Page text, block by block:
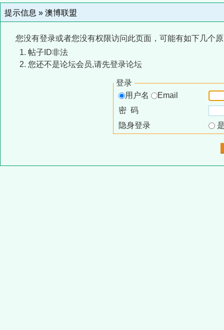
提示信息 » 澳博联盟
您没有登录或者您没有权限访问此页面，可能有如下几个
帖子ID非法
您还不是论坛会员,请先登录论坛
登录
用户名
Email
密 码
隐身登录